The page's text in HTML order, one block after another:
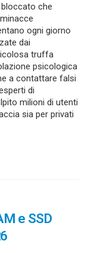
che
ogni giorno
dai
truffa
psicologica
a contattare falsi
di
milioni di utenti
sia per privati
e SSD